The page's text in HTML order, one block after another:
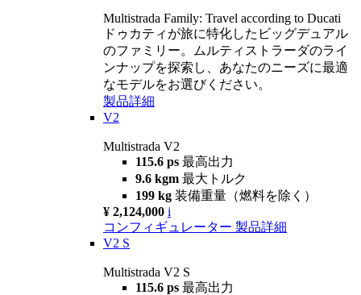
Multistrada Family: Travel according to Ducati
ドゥカティが旅に特化したビッグデュアル
のファミリー。ムルティストラーダのライ
ンナップを探索し、あなたのニーズに最適
なモデルをお選びください。
製品詳細
V2
Multistrada V2
115.6 ps 最高出力
9.6 kgm 最大トルク
199 kg 装備重量（燃料を除く）
¥ 2,124,000 i
コンフィギュレーター 製品詳細
V2 S
Multistrada V2 S
115.6 ps 最高出力